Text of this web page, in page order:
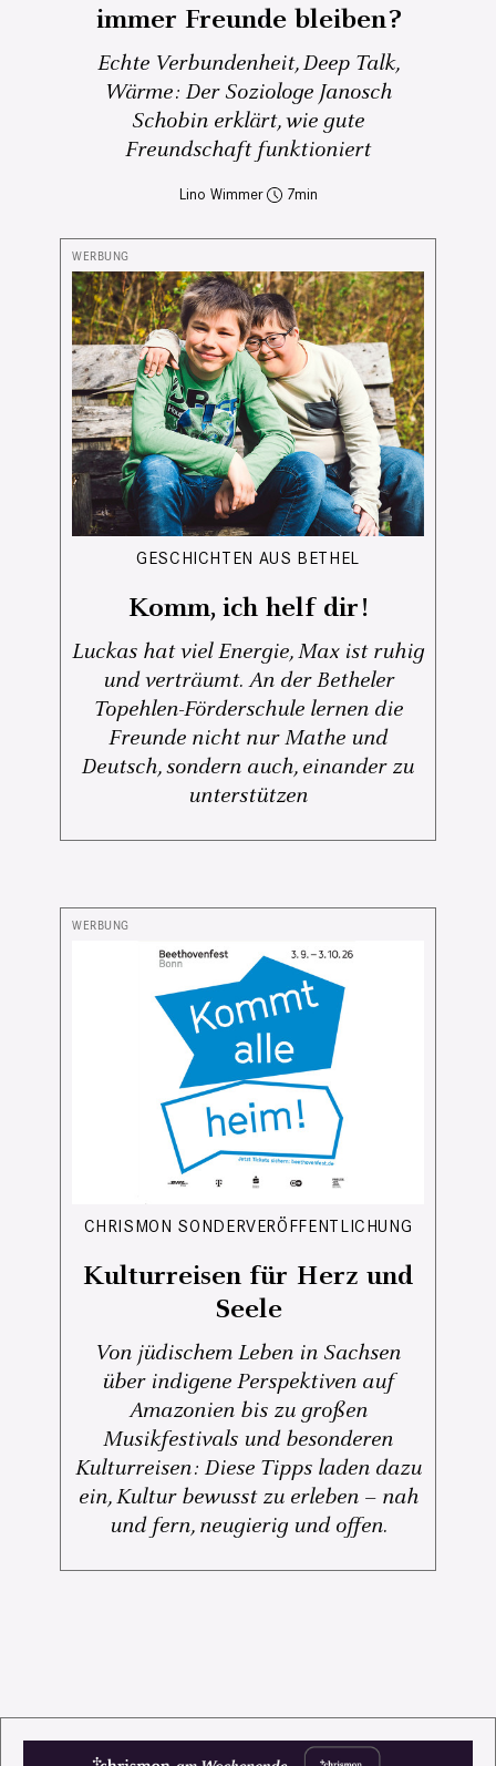
immer Freunde bleiben?
Echte Verbundenheit, Deep Talk,
Wärme: Der Soziologe Janosch
Schobin erklärt, wie gute
Freundschaft funktioniert
Lino Wimmer 7
GESCHICHTEN AUS BETHEL
Komm, ich helf dir!
Luckas hat viel Energie, Max ist ruhig
und verträumt. An der Betheler
Topehlen-Förderschule lernen die
Freunde nicht nur Mathe und
Deutsch, sondern auch, einander zu
unterstützen
CHRISMON SONDERVERÖFFENTLICHUNG
Kulturreisen für Herz und
Seele
Von jüdischem Leben in Sachsen
über indigene Perspektiven auf
Amazonien bis zu großen
Musikfestivals und besonderen
Kulturreisen: Diese Tipps laden dazu
ein, Kultur bewusst zu erleben – nah
und fern, neugierig und offen.